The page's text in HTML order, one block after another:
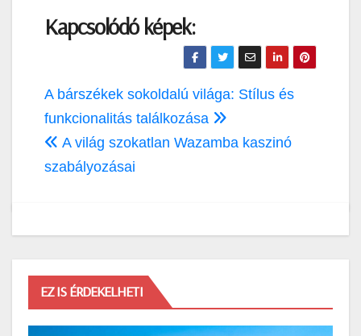
Kapcsolódó képek:
Bejegyzés
navigáció
A bárszékek sokoldalú világa: Stílus és
funkcionalitás találkozása
A világ szokatlan Wazamba kaszinó
szabályozásai
EZ IS ÉRDEKELHETI